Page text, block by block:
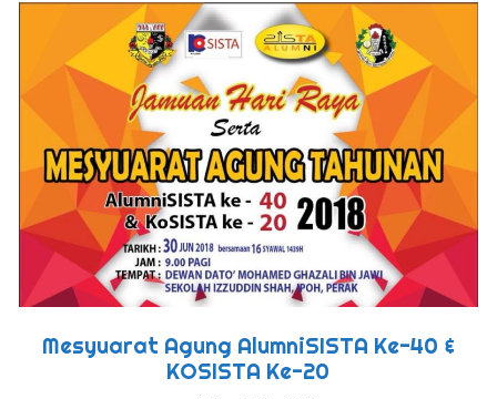
Mesyuarat Agung AlumniSISTA Ke-40 &
KOSISTA Ke-20